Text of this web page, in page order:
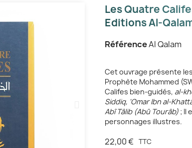
Les Quatre
Editions Al-
RéférenceAl Qalam
Cet ouvrage présente
Prophète Mohammed
Califes bien-guidés, al-
Siddiq, 'Omar Ibn al-
Abî Tâlib (Abû Tourâb); Il
personnages illustres.
22,00 € TTC